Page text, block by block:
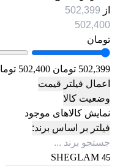
از
تومان
502,399 تومان
502,400 تومان
اعمال فیلتر قیمت
وضعیت کالا
نمایش کالاهای موجود
فیلتر بر اساس برند:
SHEGLAM 45